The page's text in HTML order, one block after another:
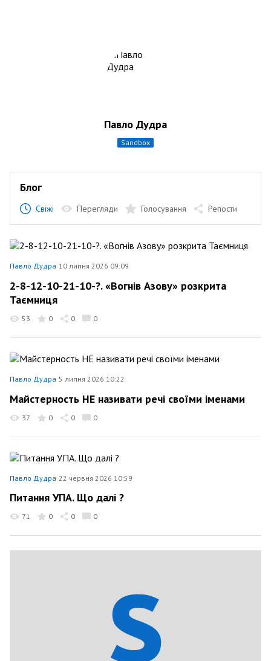
Павло Дудра
sandbox
Блог
Свіжі Перегляди Голосування Репости
Павло Дудра 10 липня 2026 09:09
2-8-12-10-21-10-?. «Вогнів Азову» розкрита
Таємниця
53 0 0 0
Павло Дудра 5 липня 2026 10:22
Майстерность НЕ називати речі своїми іменами
37 0 0 0
Павло Дудра 22 червня 2026 10:59
Питання УПА. Що далі ?
71 0 0 0